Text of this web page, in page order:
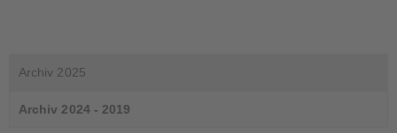
Archiv 2025
Archiv 2024 - 2019